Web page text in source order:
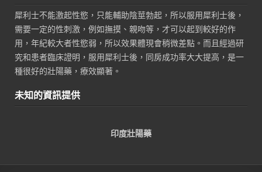
犀利士不能激起性慾，只能輔助陰莖勃起，所以服用犀利士後，
需要一定的性刺激，例如撫摸、親吻等，才可以起到較好的作
用，年紀較大者性慾弱，所以效果體現會稍微差點。而且經過研
究和患者臨床證明，服用犀利士後，同房成功率大大提高，是一
種很好的壯陽藥，療效顯著。
未知的資訊提供
印度壯陽藥